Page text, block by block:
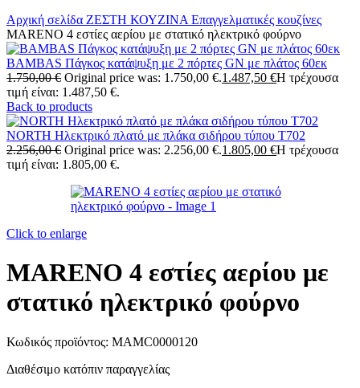
Αρχική σελίδα ΖΕΣΤΗ ΚΟΥΖΙΝΑ Επαγγελματικές κουζίνες
MARENO 4 εστίες αερίου με στατικό ηλεκτρικό φούρνο
BAMBAS Πάγκος κατάψυξη με 2 πόρτες GN με πλάτος 60εκ
1.750,00€ Original price was: 1.750,00 €.1.487,50 €Η τρέχουσα
τιμή είναι: 1.487,50 €.
Back to products
NORTH Ηλεκτρικό πλατό με πλάκα σιδήρου τύπου T702
2.256,00€ Original price was: 2.256,00 €.1.805,00 €Η τρέχουσα
τιμή είναι: 1.805,00 €.
Click to enlarge
MARENO 4 εστίες αερίου με
στατικό ηλεκτρικό φούρνο
Κωδικός προϊόντος: MAMC0000120
Διαθέσιμο κατόπιν παραγγελίας